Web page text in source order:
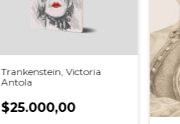
Trankenstein, Victoria
Antola
$25.000,00